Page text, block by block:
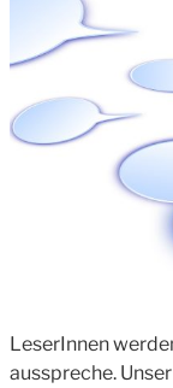
LeserInnen
ausspreche.